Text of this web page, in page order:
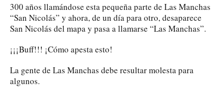
300 años llamándose esta pequeña parte de Las Manchas
“San Nicolás” y ahora, de un día para otro, desaparece
San Nicolás del mapa y pasa a llamarse “Las Manchas”.
¡¡¡Buff!!! ¡Cómo apesta esto!
La gente de Las Manchas debe resultar molesta para
algunos.